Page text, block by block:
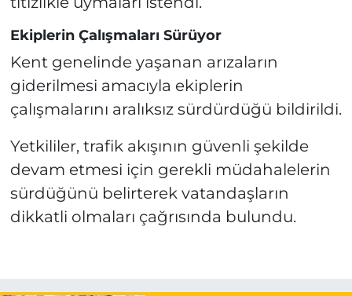
Ekiplerin Çalışmaları Sürüyor
Kent genelinde yaşanan arızaların
giderilmesi amacıyla ekiplerin
çalışmalarını aralıksız sürdürdüğü bildirildi.
Yetkililer, trafik akışının güvenli şekilde
devam etmesi için gerekli müdahalelerin
sürdüğünü belirterek vatandaşların
dikkatli olmaları çağrısında bulundu.